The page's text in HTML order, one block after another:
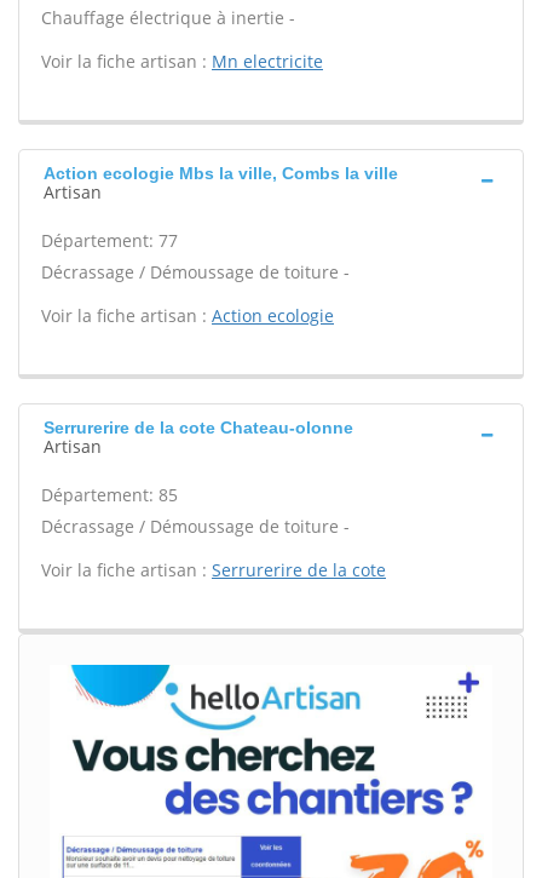
Chauffage électrique à inertie -
Voir la fiche artisan : Mn electricite
Action ecologie Mbs la ville, Combs la ville
Artisan
Département: 77
Décrassage / Démoussage de toiture -
Voir la fiche artisan : Action ecologie
Serrurerire de la cote Chateau-olonne
Artisan
Département: 85
Décrassage / Démoussage de toiture -
Voir la fiche artisan : Serrurerire de la cote